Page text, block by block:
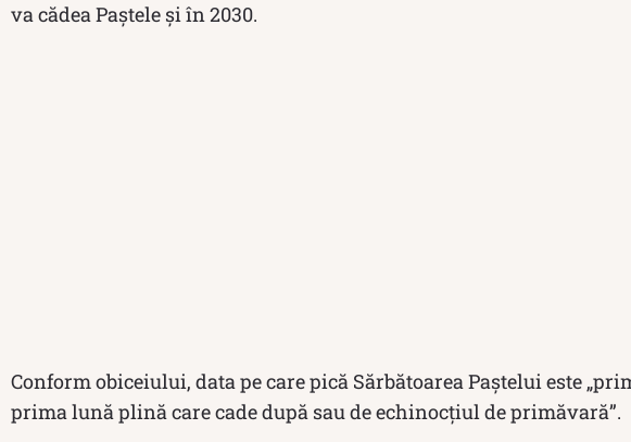
va cădea Paștele și în 2030.
Conform obiceiului, data pe care pică Sărbătoarea Paștelui este
prima lună plină care cade după sau de echinocțiul de primăvară”.